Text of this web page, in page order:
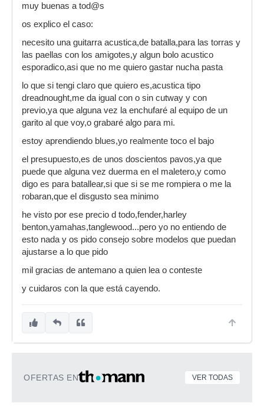
muy buenas a tod@s
os explico el caso:
necesito una guitarra acustica,de batalla,para las torras y
las paellas con los amigotes,y algun bolo acustico
esporadico,asi que no me quiero gastar nucha pasta
lo que si tengi claro que quiero es,acustica tipo
dreadnought,me da igual con o sin cutway y con
previo,ya que alguna vez la enchufaré al equipo de un
garito al que voy,o grabaré algo para mi.
estoy aprendiendo blues,yo realmente toco el bajo
el presupuesto,es de unos doscientos pavos,ya que
puede que alguna vez duerma en el maletero,y como
digo es para batallear,si que si se me rompiera o me la
robaran,que el disgusto sea minimo
he visto por ese precio d todo,fender,harley
benton,yamahas,tanglewood...pero yo no entiendo de
esto nada y os pido consejo sobre modelos que puedan
ajustarse a lo que pido
mil gracias de antemano a quien lea o conteste
y cuidaros con la que está cayendo.
OFERTAS EN VER TODAS